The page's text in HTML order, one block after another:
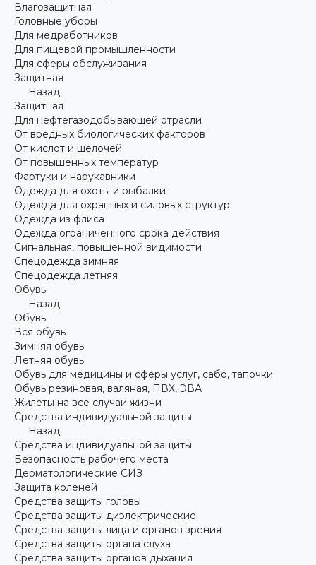
Влагозащитная
Головные уборы
Для медработников
Для пищевой промышленности
Для сферы обслуживания
Защитная
Назад
Защитная
Для нефтегазодобывающей отрасли
От вредных биологических факторов
От кислот и щелочей
От повышенных температур
Фартуки и нарукавники
Одежда для охоты и рыбалки
Одежда для охранных и силовых структур
Одежда из флиса
Одежда ограниченного срока действия
Сигнальная, повышенной видимости
Спецодежда зимняя
Спецодежда летняя
Обувь
Назад
Обувь
Вся обувь
Зимняя обувь
Летняя обувь
Обувь для медицины и сферы услуг, сабо, тапочки
Обувь резиновая, валяная, ПВХ, ЭВА
Жилеты на все случаи жизни
Средства индивидуальной защиты
Назад
Средства индивидуальной защиты
Безопасность рабочего места
Дерматологические СИЗ
Защита коленей
Средства защиты головы
Средства защиты диэлектрические
Средства защиты лица и органов зрения
Средства защиты органа слуха
Средства защиты органов дыхания